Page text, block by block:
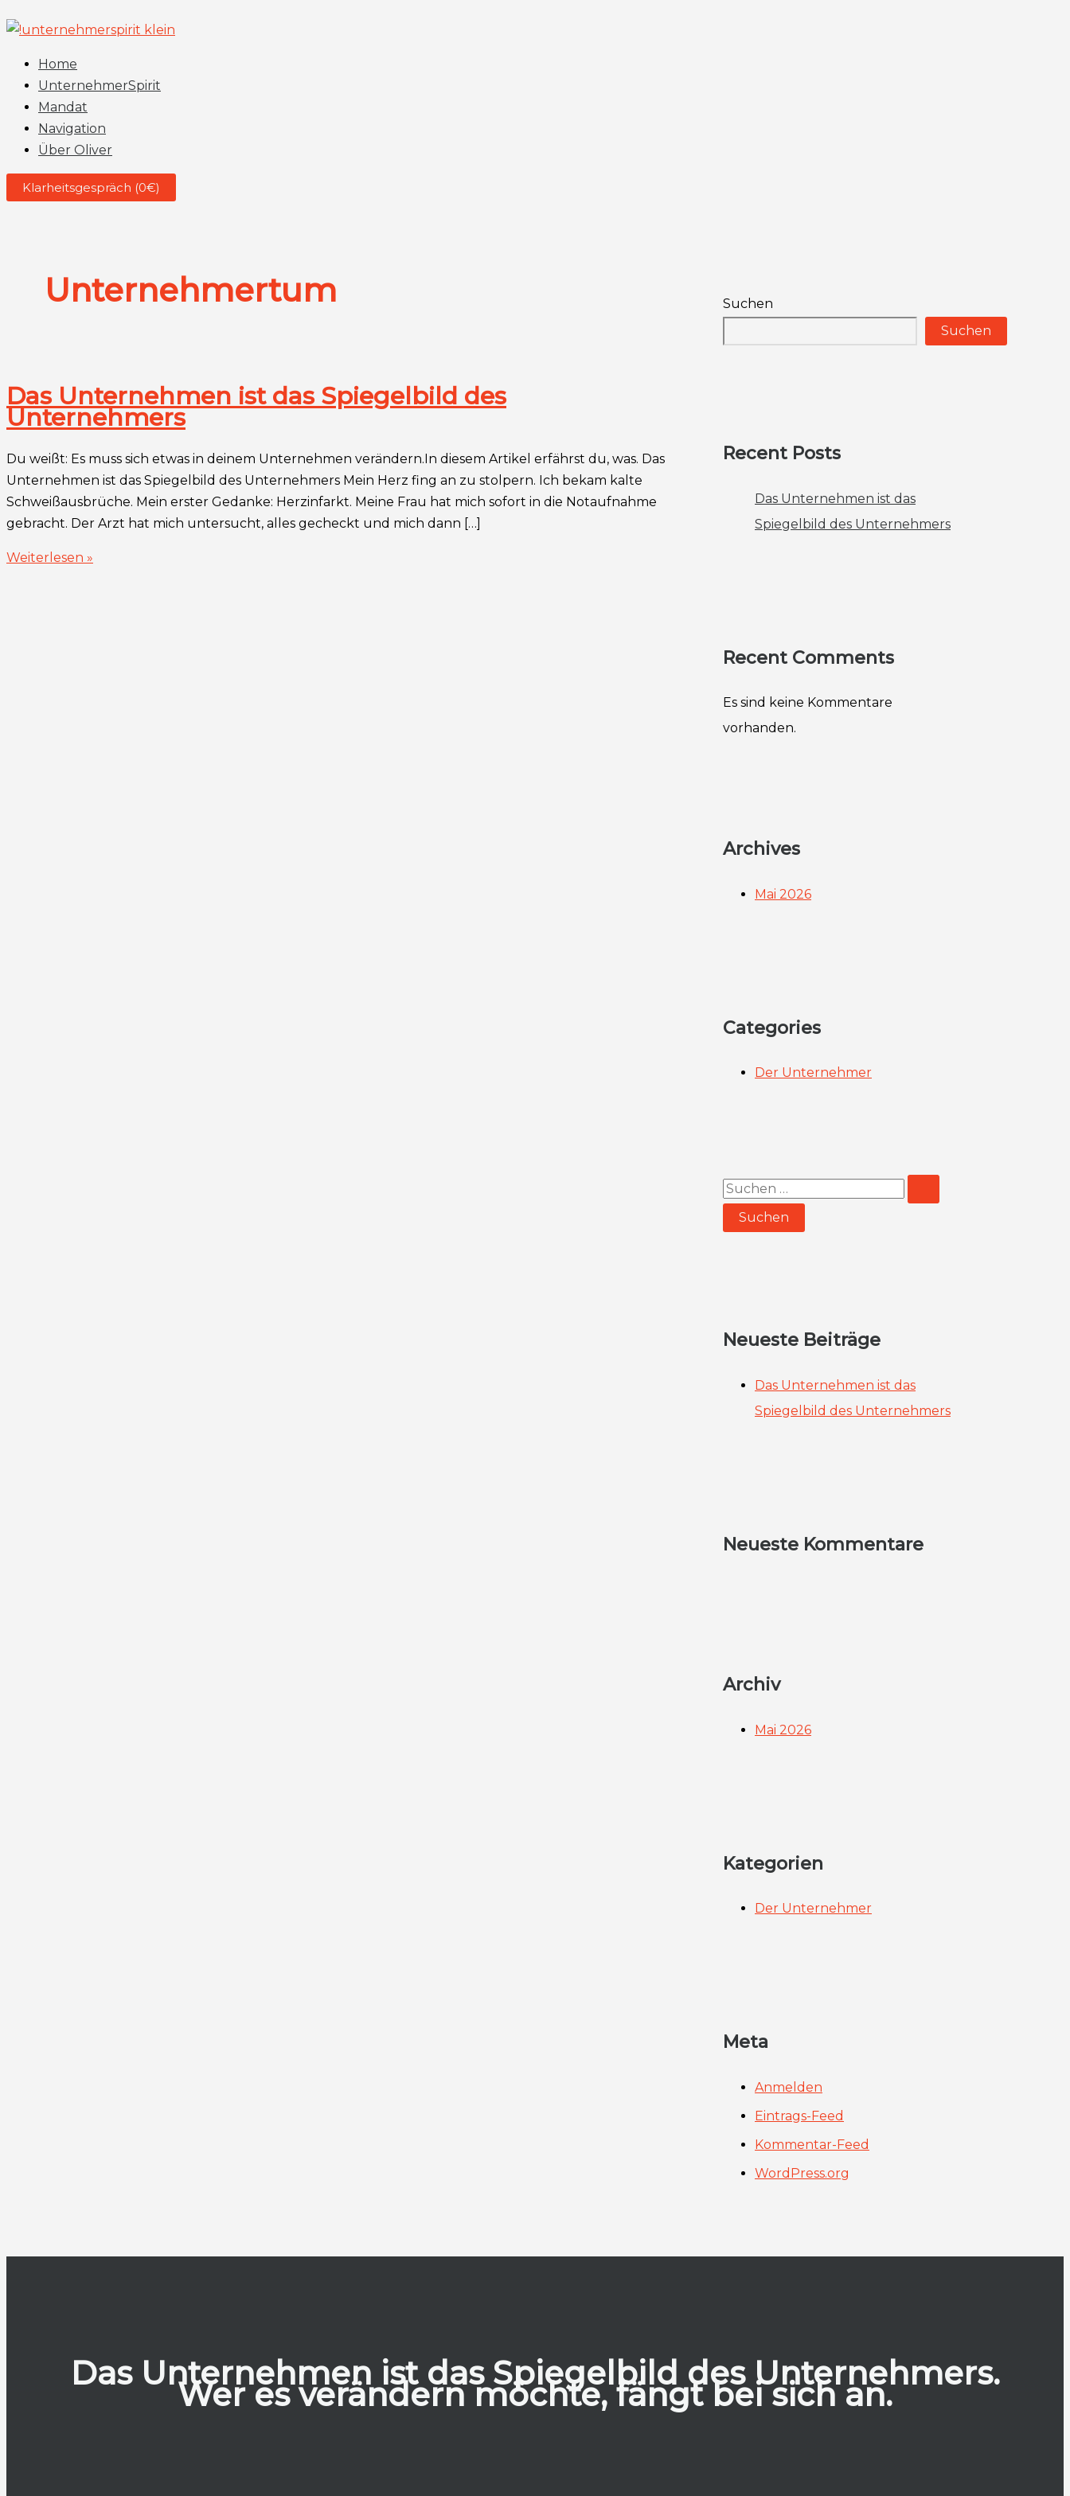
Zum
Inhalt
springen
Home
UnternehmerSpirit
Mandat
Navigation
Über Oliver
Klarheitsgespräch (0€)
Unternehmertum
Das Unternehmen ist das Spiegelbild des
Unternehmers
Du weißt: Es muss sich etwas in deinem Unternehmen verändern.In diesem Artikel erfährst du, was. Das
Unternehmen ist das Spiegelbild des Unternehmers Mein Herz fing an zu stolpern. Ich bekam kalte
Schweißausbrüche. Mein erster Gedanke: Herzinfarkt. Meine Frau hat mich sofort in die Notaufnahme
gebracht. Der Arzt hat mich untersucht, alles gecheckt und mich dann […]
Das
Weiterlesen »
Suchen
Suchen
Recent Posts
Das Unternehmen ist das
Spiegelbild des Unternehmers
Recent Comments
Es sind keine Kommentare
vorhanden.
Archives
Mai 2026
Categories
Der Unternehmer
S
c
n
Neueste Beiträge
Das Unternehmen ist das
Spiegelbild des Unternehmers
Neueste Kommentare
Archiv
Mai 2026
Kategorien
Der Unternehmer
Meta
Anmelden
Eintrags-Feed
Kommentar-Feed
WordPress.org
Das Unternehmen ist das Spiegelbild des Unternehmers.
Wer es verändern möchte, fängt bei sich an.